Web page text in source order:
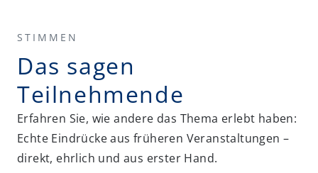
STIMMEN
Das sagen
Teilnehmende
Erfahren Sie, wie andere das Thema erlebt haben:
Echte Eindrücke aus früheren Veranstaltungen –
direkt, ehrlich und aus erster Hand.